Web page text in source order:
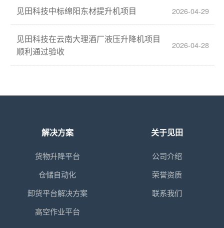
见田科技中标绵阳东材提升机项目 2026-04-29
见田科技在云南大理酒厂液压升降机项目
顺利通过验收
2026-04-28
解决方案
货物升降平台
仓储自动化
卸货平台解决方案
高空作业平台
关于见田
公司介绍
荣誉资质
联系我们